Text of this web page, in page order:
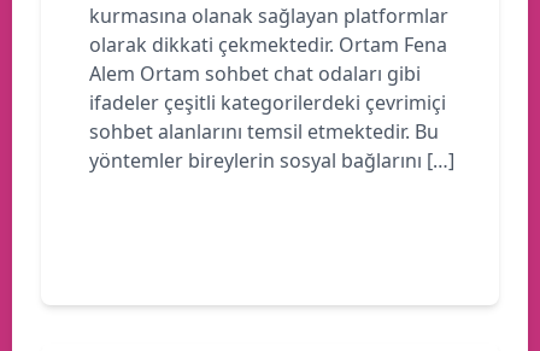
kurmasına olanak sağlayan platformlar
olarak dikkati çekmektedir. Ortam Fena
Alem Ortam sohbet chat odaları gibi
ifadeler çeşitli kategorilerdeki çevrimiçi
sohbet alanlarını temsil etmektedir. Bu
yöntemler bireylerin sosyal bağlarını […]